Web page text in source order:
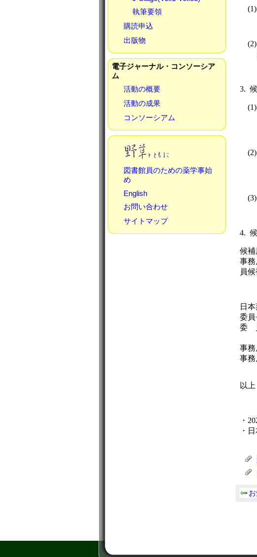
執筆要領
購読申込
出版物
電子ジャーナル・コンソーシア
ム
活動の概要
活動の成果
コンソーシアム
図書館員のための薬学事始
め
English
お問い合わせ
サイトマップ